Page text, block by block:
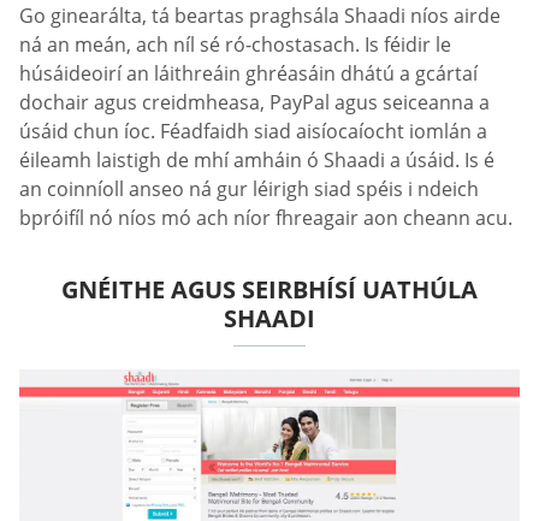
Go ginearálta, tá beartas praghsála Shaadi níos airde
ná an meán, ach níl sé ró-chostasach. Is féidir le
húsáideoirí an láithreáin ghréasáin dhátú a gcártaí
dochair agus creidmheasa, PayPal agus seiceanna a
úsáid chun íoc. Féadfaidh siad aisíocaíocht iomlán a
éileamh laistigh de mhí amháin ó Shaadi a úsáid. Is é
an coinníoll anseo ná gur léirigh siad spéis i ndeich
bpróifíl nó níos mó ach níor fhreagair aon cheann acu.
GNÉITHE AGUS SEIRBHÍSÍ UATHÚLA
SHAADI